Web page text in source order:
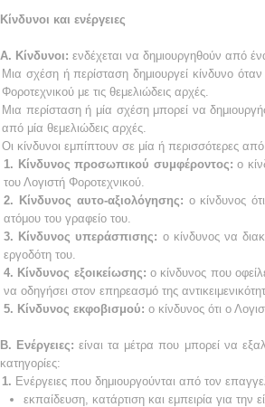
Κίνδυνοι και ενέργειες
Α. Κίνδυνοι: ενδέχεται να δημιουργηθούν από
Μια σχέση ή περίσταση δημιουργεί κίνδυνο
Φοροτεχνικού με τις θεμελιώδεις αρχές.
Μια περίσταση ή μία σχέση μπορεί να
από μία θεμελιώδεις αρχές.
Οι κίνδυνοι εμπίπτουν σε μία ή περισσότερες
1. Κίνδυνος προσωπικού συμφέροντος: ο
του Λογιστή Φοροτεχνικού.
2. Κίνδυνος αυτο-αξιολόγησης: ο κίνδυνος
ατόμου του γραφείο του.
3. Κίνδυνος υπεράσπισης: ο κίνδυνος να
εργοδότη του.
4. Κίνδυνος εξοικείωσης: ο κίνδυνος που
να οδηγήσει στον επηρεασμό της
5. Κίνδυνος εκφοβισμού: ο κίνδυνος ότι ο
Β. Ενέργειες: είναι τα μέτρα που μπορεί να
κατηγορίες:
1. Ενέργειες που δημιουργούνται από τον
εκπαίδευση, κατάρτιση και εμπειρία για την